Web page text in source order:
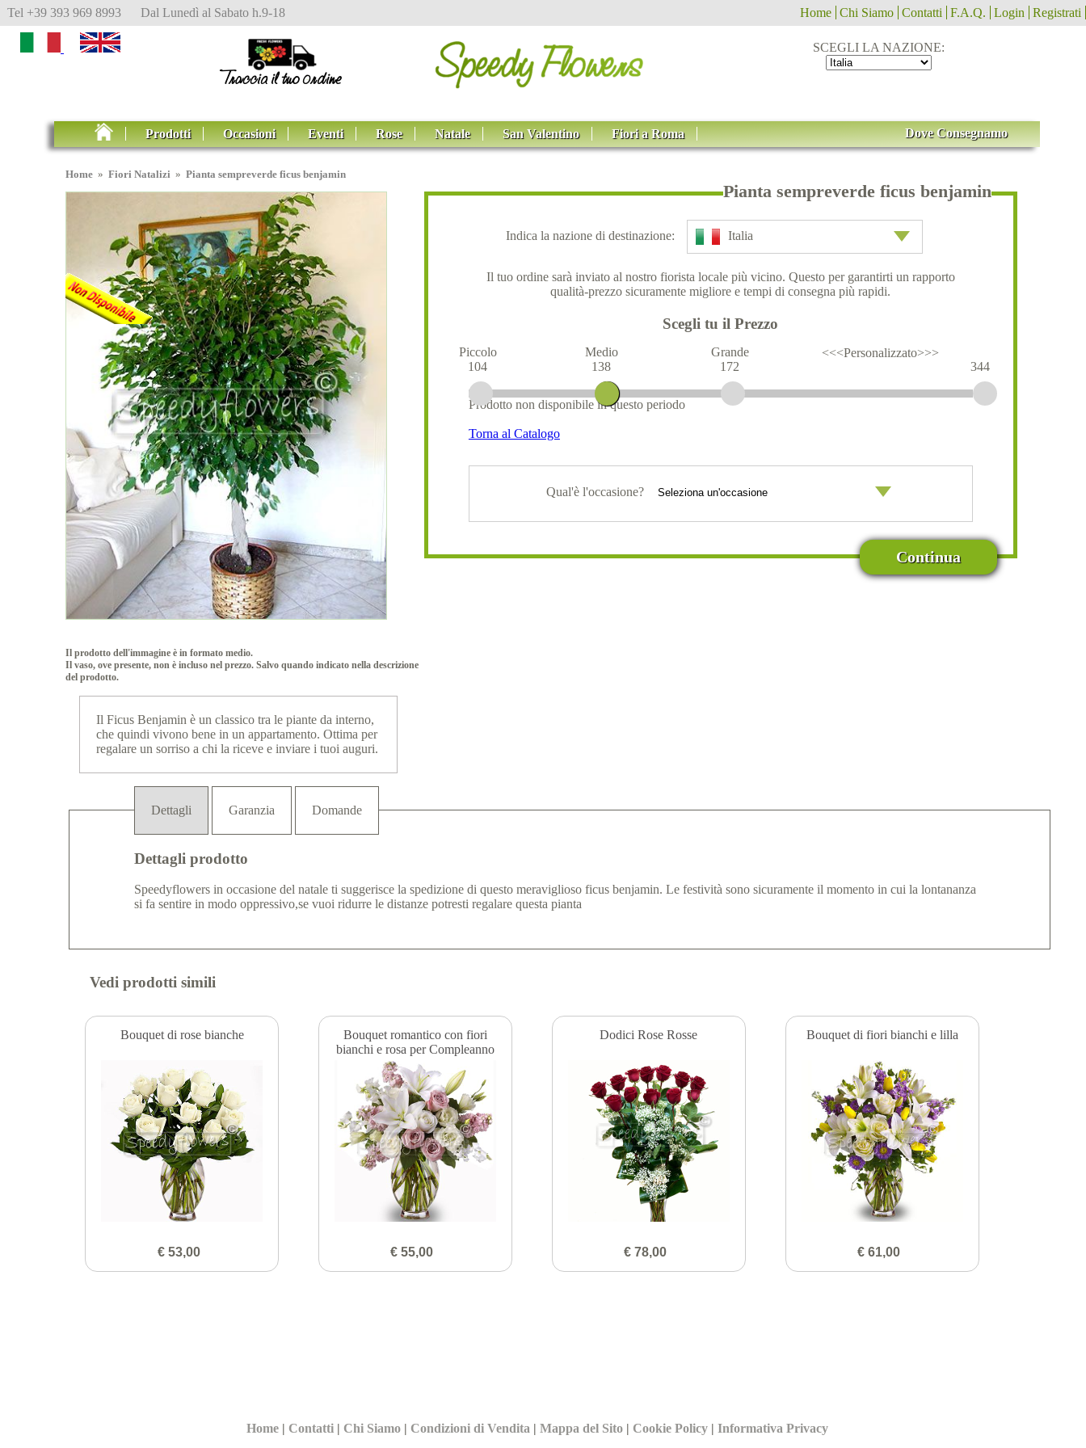
Tel +39 393 969 8993 Dal Lunedì al Sabato h.9-18 Home Chi Siamo Contatti F.A.Q. Login Registrati
SCEGLI LA NAZIONE:
Prodotti Occasioni Eventi Rose Natale San Valentino Fiori a Roma Dove Consegnamo
Home » Fiori Natalizi » Pianta sempreverde ficus benjamin
Il prodotto dell'immagine è in formato medio.
Il vaso, ove presente, non è incluso nel prezzo. Salvo quando indicato nella descrizione
del prodotto.
Il Ficus Benjamin è un classico tra le piante da interno,
che quindi vivono bene in un appartamento. Ottima per
regalare un sorriso a chi la riceve e inviare i tuoi auguri.
Pianta sempreverde ficus benjamin
Indica la nazione di destinazione: Italia
Il tuo ordine sarà inviato al nostro fiorista locale più vicino. Questo per garantirti un rapporto
qualità-prezzo sicuramente migliore e tempi di consegna più rapidi.
Scegli tu il Prezzo
Piccolo
104
Medio
138
Grande
172
<<<Personalizzato>>>
344
Prodotto non disponibile in questo periodo
Torna al Catalogo
Qual'è l'occasione?
Continua
Dettagli Garanzia Domande
Dettagli prodotto
Speedyflowers in occasione del natale ti suggerisce la spedizione di questo meraviglioso ficus benjamin. Le festività sono sicuramente il momento in cui la lontananza
si fa sentire in modo oppressivo,se vuoi ridurre le distanze potresti regalare questa pianta
Vedi prodotti simili
Bouquet di rose bianche
€ 53,00
Bouquet romantico con fiori
bianchi e rosa per Compleanno
€ 55,00
Dodici Rose Rosse
€ 78,00
Bouquet di fiori bianchi e lilla
€ 61,00
Home | Contatti | Chi Siamo | Condizioni di Vendita |Mappa del Sito | Cookie Policy |Informativa Privacy